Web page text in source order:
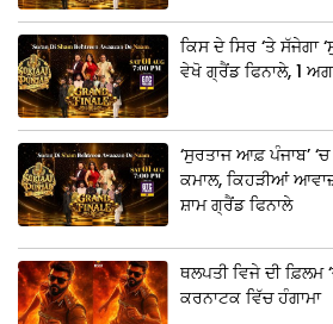
ਕਿਸ ਦੇ ਸਿਰ ‘ਤੇ ਸੱਜੇਗਾ
ਵੇਖੋ ਗ੍ਰੈਂਡ ਫਿਨਾਲੇ, 1
‘ਸੁਰਤਾਜ ਆਫ਼ ਪੰਜਾਬ’
ਕਮਾਲ, ਕਿਹੜੀਆਂ
ਸ਼ਾਮ ਗ੍ਰੈਂਡ ਫਿਨਾਲੇ
ਥਲਪਤੀ ਵਿਜੇ ਦੀ ਫ਼ਿਲਮ
ਕਰਨਾਟਕ ਵਿੱਚ ਹੰਗਾਮਾ